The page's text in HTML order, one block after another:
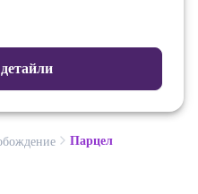
Парцел